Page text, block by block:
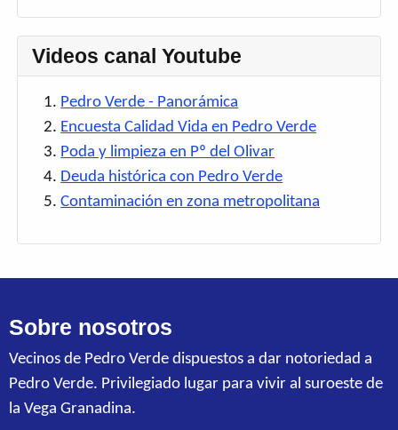
Videos canal Youtube
Pedro Verde - Panorámica
Encuesta Calidad Vida en Pedro Verde
Poda y limpieza en Pº del Olivar
Deuda histórica con Pedro Verde
Contaminación en zona metropolitana
Sobre nosotros
Vecinos de Pedro Verde dispuestos a dar notoriedad a
Pedro Verde. Privilegiado lugar para vivir al suroeste de
la Vega Granadina.